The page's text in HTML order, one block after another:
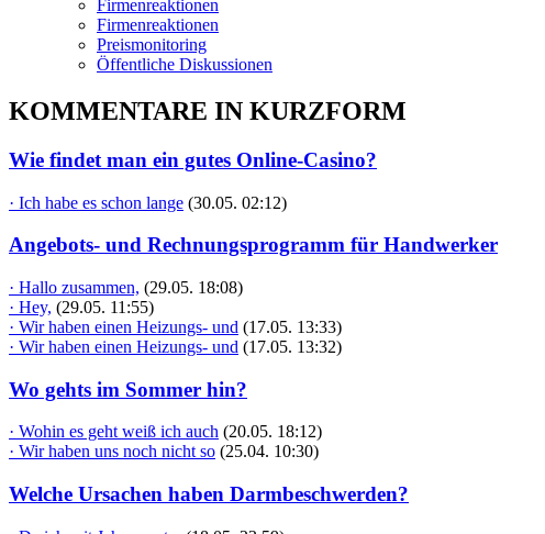
Firmenreaktionen
Firmenreaktionen
Preismonitoring
Öffentliche Diskussionen
KOMMENTARE IN KURZFORM
Wie findet man ein gutes Online-Casino?
· Ich habe es schon lange (30.05. 02:12)
Angebots- und Rechnungsprogramm für Handwerker
· Hallo zusammen, (29.05. 18:08)
· Hey, (29.05. 11:55)
· Wir haben einen Heizungs- und (17.05. 13:33)
· Wir haben einen Heizungs- und (17.05. 13:32)
Wo gehts im Sommer hin?
· Wohin es geht weiß ich auch (20.05. 18:12)
· Wir haben uns noch nicht so (25.04. 10:30)
Welche Ursachen haben Darmbeschwerden?